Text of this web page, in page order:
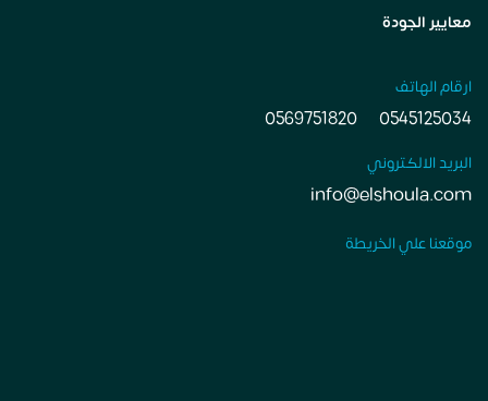
معايير الجودة
ارقام الهاتف
0545125034
0569751820
البريد الالكتروني
info@elshoula.com
موقعنا علي الخريطة